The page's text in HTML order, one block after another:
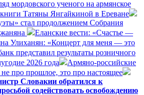
мордовского ученого на армянское
книги Татяны Янгайкиной в Ереване
стал продолжением Собрания
Еланские вести: «Счастье —
Улиханян: «Концерт для меня — это
представил результаты розничного
2026 года
Армяно-российские
не про прошлое, это про настоящее
Словакии обратился к
содействовать освобождению